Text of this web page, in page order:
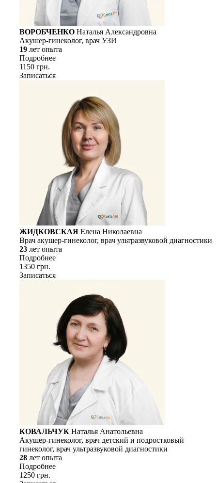
ВОРОБЧЕНКО Наталья Александровна
Акушер-гинеколог, врач УЗИ
19 лет опыта
Подробнее
1150 грн.
Записаться
ЖИДКОВСКАЯ Елена Николаевна
Врач акушер-гинеколог, врач ультразвуковой диагностики
23 лет опыта
Подробнее
1350 грн.
Записаться
КОВАЛЬЧУК Наталья Анатольевна
Акушер-гинеколог, врач детский и подростковый
гинеколог, врач ультразвуковой диагностики
28 лет опыта
Подробнее
1250 грн.